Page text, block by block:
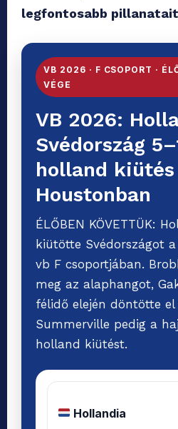
legfontosabb
VB 2026 · F CSOPORT ·
VÉGE
VB 2026:
Svédország
holland kiütés
Houstonban
ÉLŐBEN KÖVETTÜK:
kiütötte Svédországot
vb F csoportjában.
meg az alaphangot,
félidő elején döntötte el
Summerville pedig a
holland kiütést.
Hollandia